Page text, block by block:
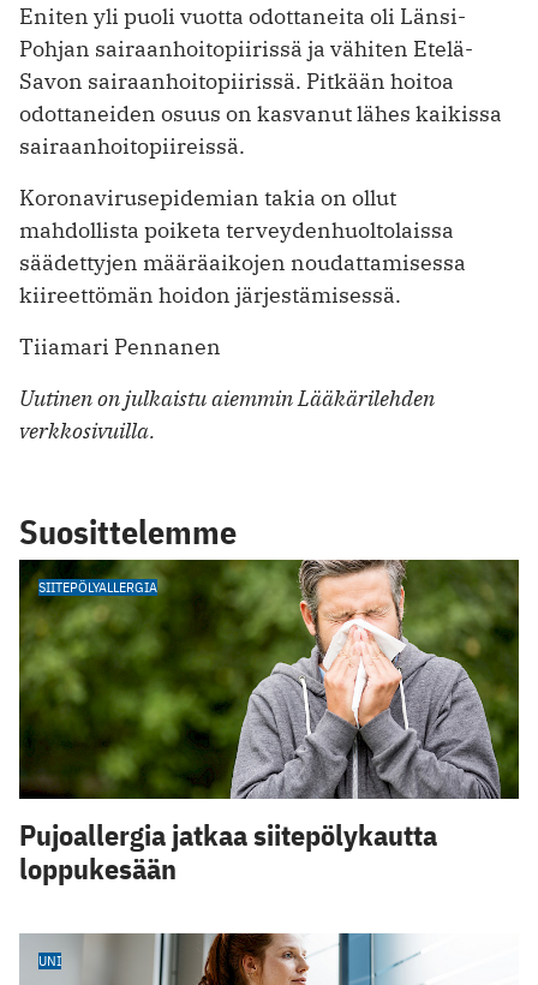
Eniten yli puoli vuotta odottaneita oli Länsi-
Pohjan sairaanhoitopiirissä ja vähiten Etelä-
Savon sairaanhoitopiirissä. Pitkään hoitoa
odottaneiden osuus on kasvanut lähes kaikissa
sairaanhoitopiireissä.
Koronavirusepidemian takia on ollut
mahdollista poiketa terveydenhuoltolaissa
säädettyjen määräaikojen noudattamisessa
kiireettömän hoidon järjestämisessä.
Tiiamari Pennanen
Uutinen on julkaistu aiemmin Lääkärilehden
verkkosivuilla.
Suosittelemme
SIITEPÖLYALLERGIA
Pujoallergia jatkaa siitepölykautta
loppukesään
UNI